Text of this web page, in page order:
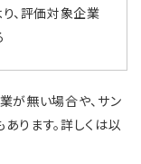
、評価対象企業
が無い場合や、サン
ります。詳しくは以